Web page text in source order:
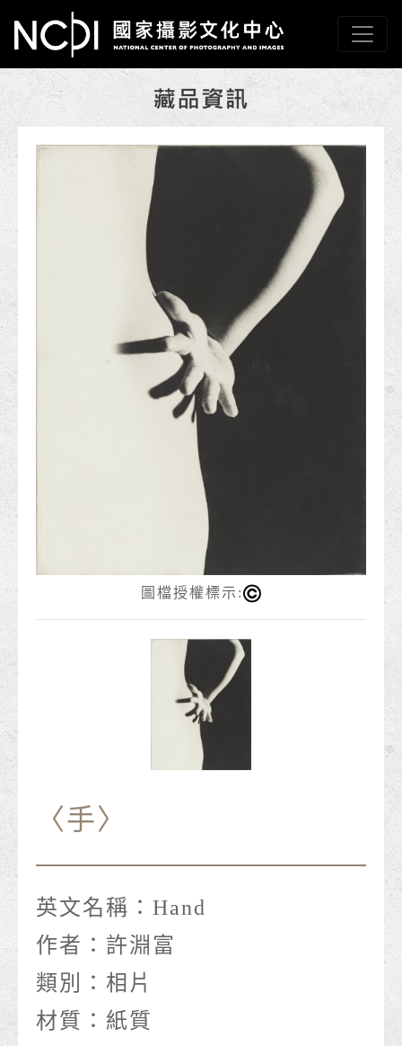
跳到主要內容
國家攝影文化中心
網頁導覽
:::
圖檔授權標示:
〈手〉
英文名稱： Hand
作者： 許淵富
類別： 相片
材質： 紙質